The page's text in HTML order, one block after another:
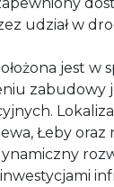
udział w
jest w
zabudowy
Łeby oraz